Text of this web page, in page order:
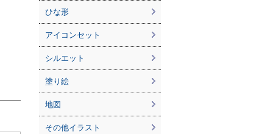
ひな形
アイコンセット
シルエット
塗り絵
地図
その他イラスト